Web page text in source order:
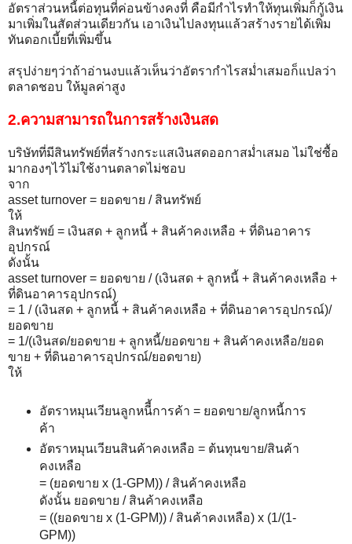
อัตราส่วนหนี้ต่อทุนที่ค่อนข้างคงที่ คือมีกำไรทำให้ทุนเพิ่มก็กู้เงิน
มาเพิ่มในสัดส่วนเดียวกัน เอาเงินไปลงทุนแล้วสร้างรายได้เพิ่ม
ทันดอกเบี้ยที่เพิ่มขึ้น
สรุปง่ายๆว่าถ้าอ่านงบแล้วเห็นว่าอัตรากำไรสม่ำเสมอก็แปลว่า
ตลาดชอบ ให้มูลค่าสูง
2.ความสามารถในการสร้างเงินสด
บริษัทที่มีสินทรัพย์ที่สร้างกระแสเงินสดออกาสม่ำเสมอ ไม่ใช่ซื้อ
มากองๆไว้ไม่ใช้งานตลาดไม่ชอบ
จาก
asset turnover = ยอดขาย / สินทรัพย์
ให้
สินทรัพย์ = เงินสด + ลูกหนี้ + สินค้าคงเหลือ + ที่ดินอาคาร
อุปกรณ์
ดังนั้น
asset turnover = ยอดขาย / (เงินสด + ลูกหนี้ + สินค้าคงเหลือ +
ที่ดินอาคารอุปกรณ์)
= 1 / (เงินสด + ลูกหนี้ + สินค้าคงเหลือ + ที่ดินอาคารอุปกรณ์)/
ยอดขาย
= 1/(เงินสด/ยอดขาย + ลูกหนี้/ยอดขาย + สินค้าคงเหลือ/ยอด
ขาย + ที่ดินอาคารอุปกรณ์/ยอดขาย)
ให้
อัตราหมุนเวียนลูกหนีี้การค้า = ยอดขาย/ลูกหนี้การ
ค้า
อัตราหมุนเวียนสินค้าคงเหลือ = ต้นทุนขาย/สินค้า
คงเหลือ
= (ยอดขาย x (1-GPM)) / สินค้าคงเหลือ
ดังนั้น ยอดขาย / สินค้าคงเหลือ
= ((ยอดขาย x (1-GPM)) / สินค้าคงเหลือ) x (1/(1-
GPM))